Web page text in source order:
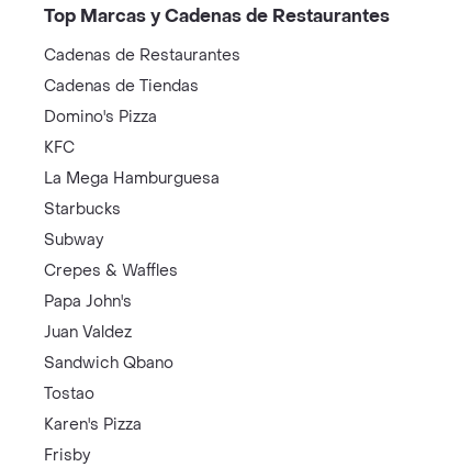
Top Marcas y Cadenas de Restaurantes
Cadenas de Restaurantes
Cadenas de Tiendas
Domino's Pizza
KFC
La Mega Hamburguesa
Starbucks
Subway
Crepes & Waffles
Papa John's
Juan Valdez
Sandwich Qbano
Tostao
Karen's Pizza
Frisby